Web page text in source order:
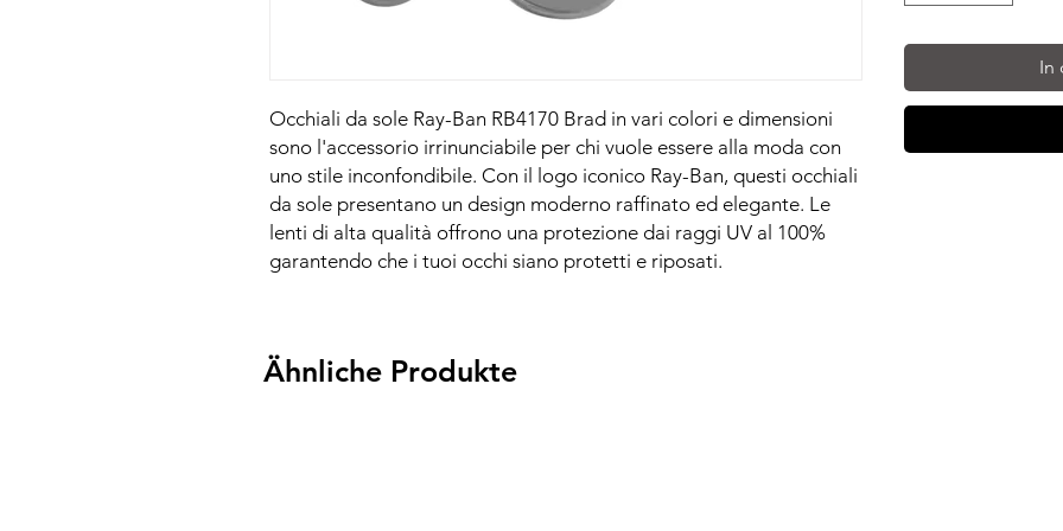
Occhiali da sole Ray-Ban RB4170 Brad in vari colori e dimensioni
sono l'accessorio irrinunciabile per chi vuole essere alla moda con
uno stile inconfondibile. Con il logo iconico Ray-Ban, questi occhiali
da sole presentano un design moderno raffinato ed elegante. Le
lenti di alta qualità offrono una protezione dai raggi UV al 100%
garantendo che i tuoi occhi siano protetti e riposati.
In
Ähnliche Produkte